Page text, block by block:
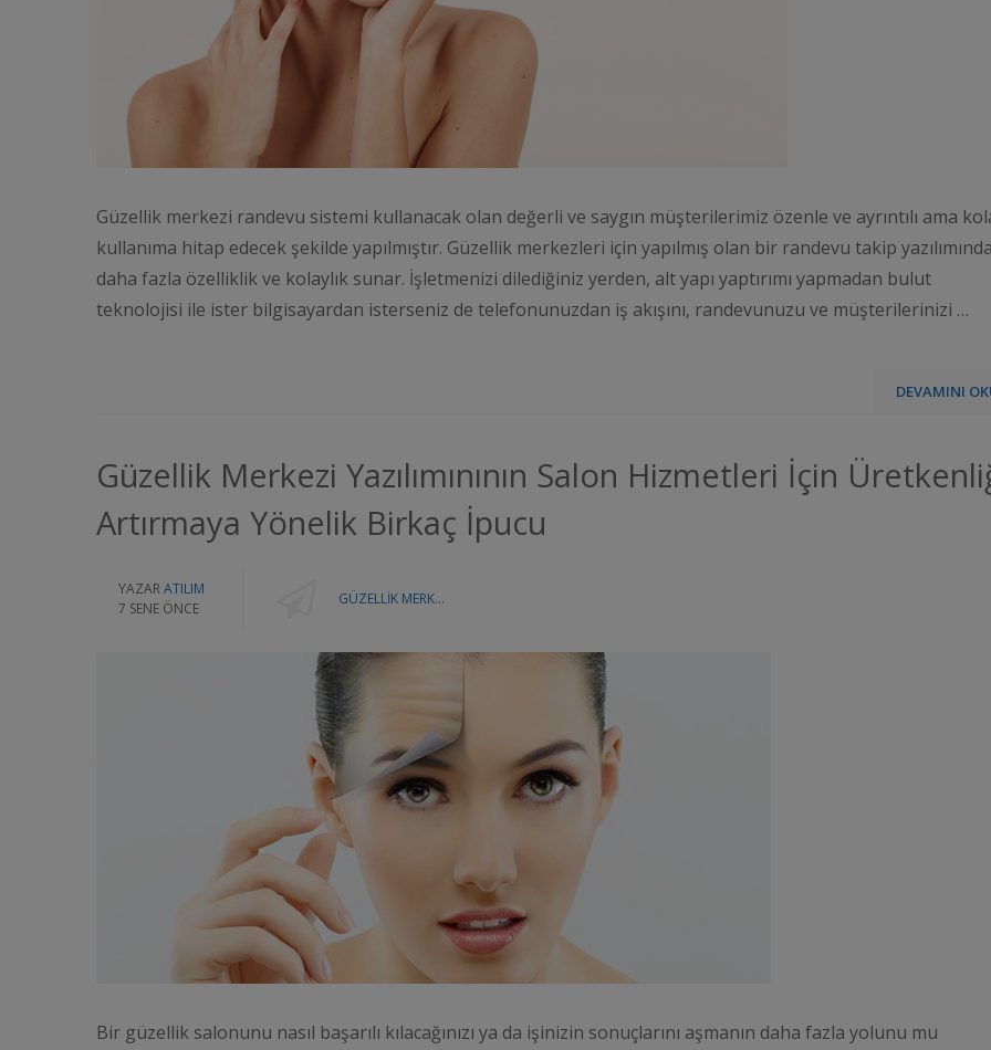
Güzellik merkezi randevu sistemi kullanacak olan değerli ve saygın müşterilerimiz özenle ve ayrıntılı ama
kullanıma hitap edecek şekilde yapılmıştır. Güzellik merkezleri için yapılmış olan bir randevu takip
daha fazla özelliklik ve kolaylık sunar. İşletmenizi dilediğiniz yerden, alt yapı yaptırımı yapmadan bulut
teknolojisi ile ister bilgisayardan isterseniz de telefonunuzdan iş akışını, randevunuzu ve müşterilerinizi …
DEVAMINI
Güzellik Merkezi Yazılımınının Salon Hizmetleri İçin
Artırmaya Yönelik Birkaç İpucu
YAZAR ATILIM
7 SENE ÖNCE
GÜZELLIK MERKEZI YAZILIMINININ SALON HIZMETLERI İÇIN ÜRETKENLIĞI ARTIRMAYA YÖNELIK BIRKAÇ İPUCU
Bir güzellik salonunu nasıl başarılı kılacağınızı ya da işinizin sonuçlarını aşmanın daha fazla yolunu mu